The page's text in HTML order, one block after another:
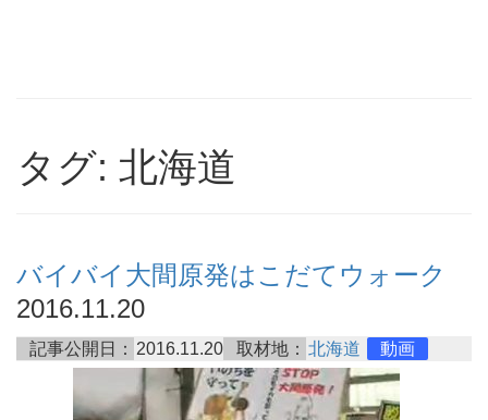
タグ: 北海道
バイバイ大間原発はこだてウォーク
2016.11.20
記事公開日： 2016.11.20 取材地： 北海道 動画